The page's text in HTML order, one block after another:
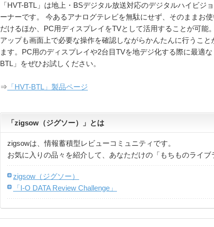
「HVT-BTL」は地上・BSデジタル放送対応のデジタルハイビジ
ーナーです。 今あるアナログテレビを無駄にせず、そのままお使
だけるほか、PC用ディスプレイをTVとして活用することが可能
アップも画面上で必要な操作を確認しながらかんたんに行うこと
ます。PC用のディスプレイや2台目TVを地デジ化する際に最適
BTL」をぜひお試しください。
⇒ 「HVT-BTL」製品ページ
「zigsow（ジグソー）」とは
zigsowは、情報蓄積型レビューコミュニティです。
お気に入りの品々を紹介して、あなただけの「もちものライブ
zigsow（ジグソー）
「I-O DATA Review Challenge」